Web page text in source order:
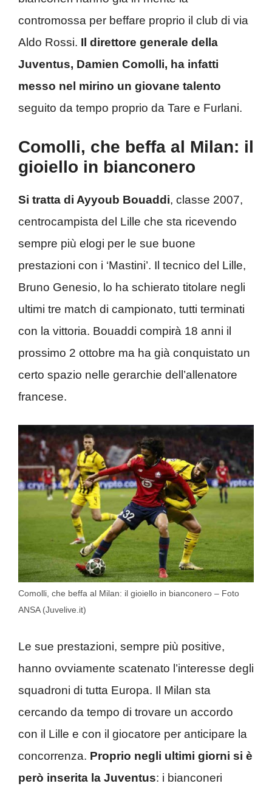
contromossa per beffare proprio il club di via
Aldo Rossi. Il direttore generale della
Juventus, Damien Comolli, ha infatti
messo nel mirino un giovane talento
seguito da tempo proprio da Tare e Furlani.
Comolli, che beffa al Milan: il
gioiello in bianconero
Si tratta di Ayyoub Bouaddi, classe 2007,
centrocampista del Lille che sta ricevendo
sempre più elogi per le sue buone
prestazioni con i ‘Mastini’. Il tecnico del Lille,
Bruno Genesio, lo ha schierato titolare negli
ultimi tre match di campionato, tutti terminati
con la vittoria. Bouaddi compirà 18 anni il
prossimo 2 ottobre ma ha già conquistato un
certo spazio nelle gerarchie dell’allenatore
francese.
Comolli, che beffa al Milan: il gioiello in bianconero – Foto
ANSA (Juvelive.it)
Le sue prestazioni, sempre più positive,
hanno ovviamente scatenato l’interesse degli
squadroni di tutta Europa. Il Milan sta
cercando da tempo di trovare un accordo
con il Lille e con il giocatore per anticipare la
concorrenza. Proprio negli ultimi giorni si è
però inserita la Juventus: i bianconeri